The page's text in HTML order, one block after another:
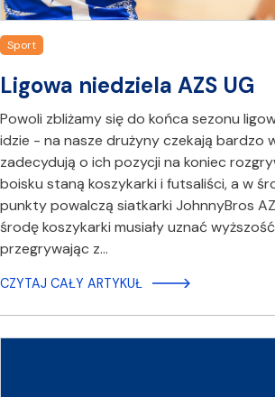
Sport
Ligowa niedziela AZS UG
Powoli zbliżamy się do końca sezonu
idzie - na nasze drużyny czekają bardzo
zadecydują o ich pozycji na koniec
boisku staną koszykarki i futsaliści, a w
punkty powalczą siatkarki JohnnyBros
środę koszykarki musiały uznać
przegrywając z…
CZYTAJ CAŁY ARTYKUŁ